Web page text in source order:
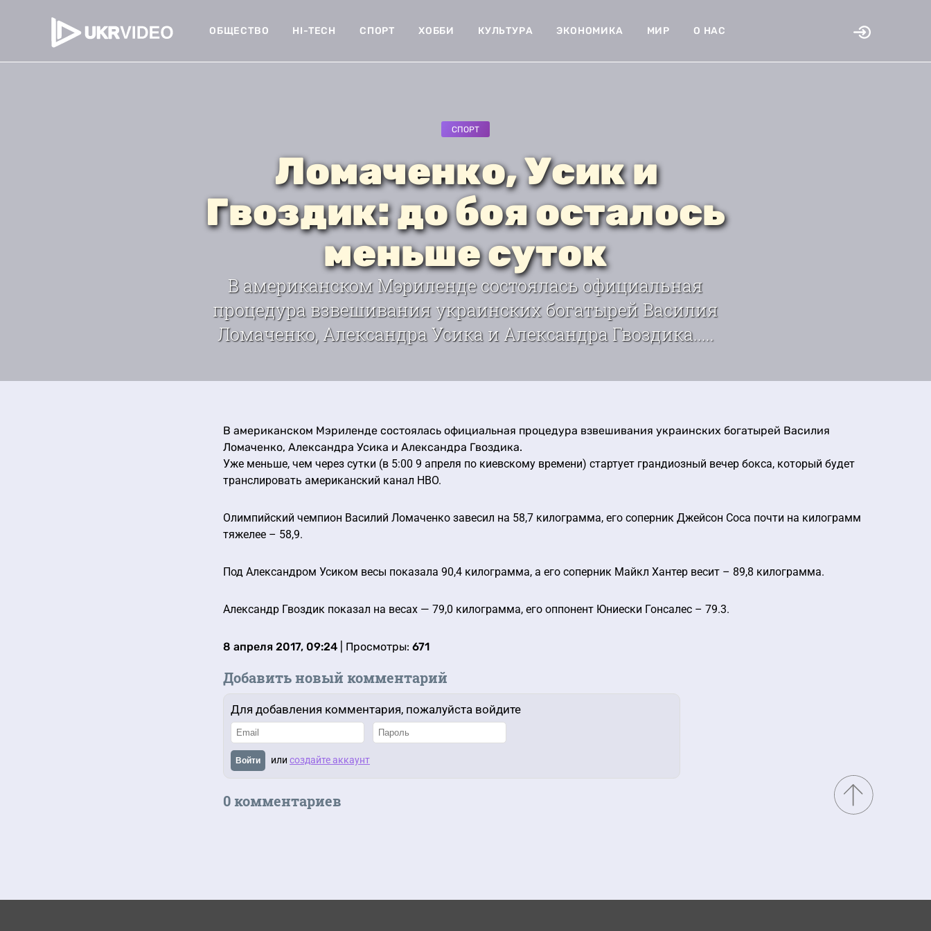
ОБЩЕСТВО HI-TECH СПОРТ ХОББИ КУЛЬТУРА ЭКОНОМИКА МИР О НАС
СПОРТ
Ломаченко, Усик и
Гвоздик: до боя осталось
меньше суток
В американском Мэриленде состоялась официальная
процедура взвешивания украинских богатырей Василия
Ломаченко, Александра Усика и Александра Гвоздика.....
В американском Мэриленде состоялась официальная процедура взвешивания украинских богатырей Василия
Ломаченко, Александра Усика и Александра Гвоздика.
Уже меньше, чем через сутки (в 5:00 9 апреля по киевскому времени) стартует грандиозный вечер бокса, который будет
транслировать американский канал HBO.
Олимпийский чемпион Василий Ломаченко завесил на 58,7 килограмма, его соперник Джейсон Соса почти на килограмм
тяжелее – 58,9.
Под Александром Усиком весы показала 90,4 килограмма, а его соперник Майкл Хантер весит – 89,8 килограмма.
Александр Гвоздик показал на весах — 79,0 килограмма, его оппонент Юниески Гонсалес – 79.3.
8 апреля 2017, 09:24 | Просмотры: 671
Добавить новый комментарий
Для добавления комментария, пожалуйста войдите
Войти или создайте аккаунт
0 комментариев